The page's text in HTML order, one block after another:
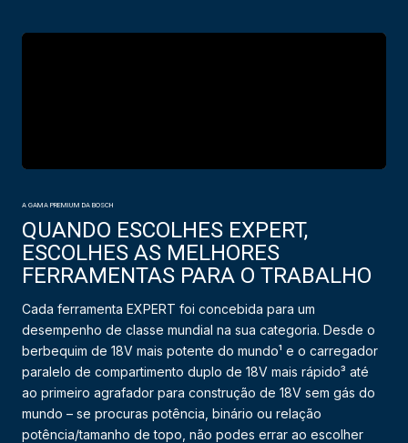
A GAMA PREMIUM DA BOSCH
QUANDO ESCOLHES EXPERT,
ESCOLHES AS MELHORES
FERRAMENTAS PARA O TRABALHO
Cada ferramenta EXPERT foi concebida para um
desempenho de classe mundial na sua categoria. Desde o
berbequim de 18V mais potente do mundo¹ e o carregador
paralelo de compartimento duplo de 18V mais rápido³ até
ao primeiro agrafador para construção de 18V sem gás do
mundo – se procuras potência, binário ou relação
potência/tamanho de topo, não podes errar ao escolher